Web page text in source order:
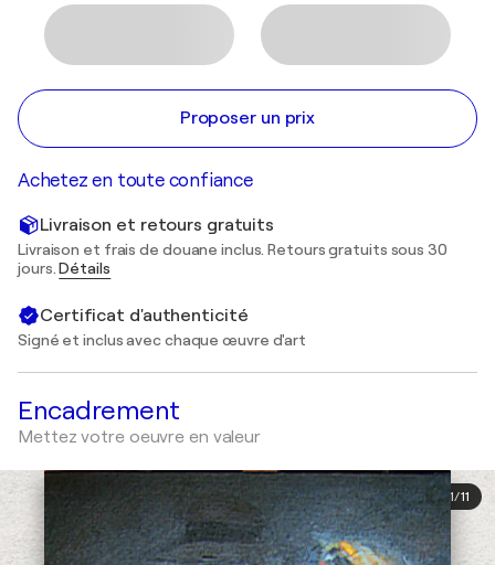
Proposer un prix
Achetez en toute confiance
Livraison et retours gratuits
Livraison et frais de douane inclus. Retours gratuits sous 30
jours.Détails
Certificat d'authenticité
Signé et inclus avec chaque œuvre d'art
Encadrement
Mettez votre oeuvre en valeur
1/11